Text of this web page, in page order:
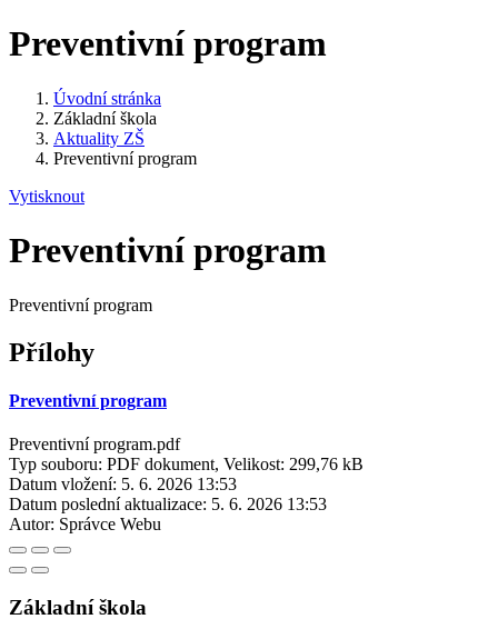
Preventivní program
Úvodní stránka
Základní škola
Aktuality ZŠ
Preventivní program
Vytisknout
Preventivní program
Preventivní program
Přílohy
Preventivní program
Preventivní program.pdf
Typ souboru: PDF dokument, Velikost: 299,76 kB
Datum vložení: 5. 6. 2026 13:53
Datum poslední aktualizace: 5. 6. 2026 13:53
Autor: Správce Webu
Základní škola